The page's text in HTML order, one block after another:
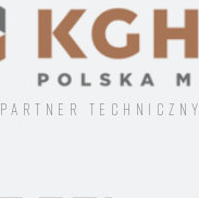
Partner techniczny